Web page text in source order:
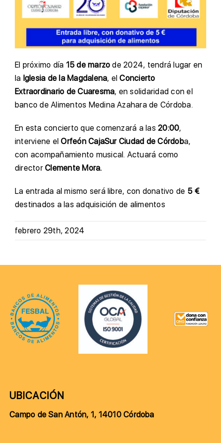
El próximo día 15 de marzo de 2024, tendrá lugar en
la Iglesia de la Magdalena, elConcierto
Extraordinario de Cuaresma, en solidaridad con el
banco de Alimentos Medina Azahara de Córdoba.
En esta concierto que comenzará a las20:00,
interviene elOrfeón CajaSur Ciudad de Córdoba,
con acompañamiento musical. Actuará como
directorClemente Mora.
La entrada al mismo será libre, con donativo de 5 €
destinados a las adquisición de alimentos
febrero 29th, 2024
UBICACIÓN
Campo de San Antón, 1, 14010 Córdoba